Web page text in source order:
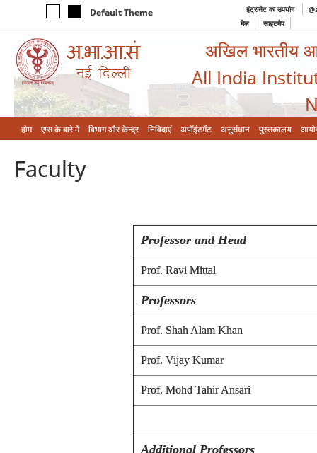
Default Theme इंट्रानेट का उपयोग
मेल
साइटमैप
अखिल भारतीय
All India
होम एम्‍स के बारे में विभाग और केन्‍द्र निविदाएं अपॉइंटमेंट अनुसंधान पुस्तकालय
Faculty
Professor and Head
Prof. Ravi Mittal
Professors
Prof. Shah Alam Khan
Prof. Vijay Kumar
Prof. Mohd Tahir Ansari
Additional Professors